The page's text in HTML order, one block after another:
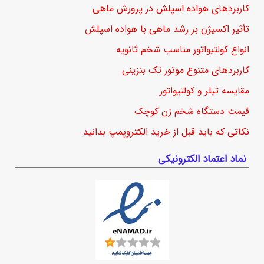
کاربردهای هواده اسپلش در پرورش ماهی
تأثیر اکسیژن بر رشد ماهی با هواده اسپلش
انواع کولتیواتور مناسب شخم ثانویه
کاربردهای متنوع موتور تک بنزینی
مقایسه تیلر و کولتیواتور
قیمت دستگاه شخم زن کوچک
نکاتی که باید قبل از خرید الکتروپمپ بدانید
نماد اعتماد الکترونیکی